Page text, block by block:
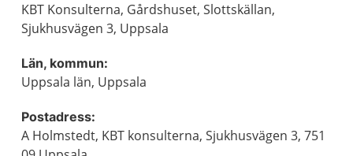
KBT Konsulterna, Gårdshuset, Slottskällan,
Sjukhusvägen 3, Uppsala
Län, kommun:
Uppsala län, Uppsala
Postadress:
A Holmstedt, KBT konsulterna, Sjukhusvägen 3, 751